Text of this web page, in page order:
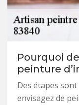
Pourquoi
peinture
Des étapes
envisagez de